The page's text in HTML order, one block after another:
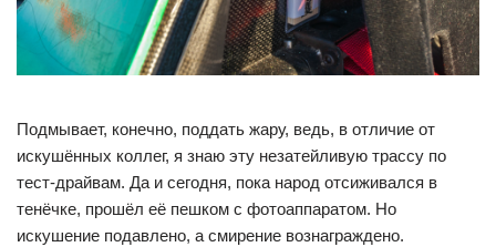
Подмывает, конечно, поддать жару, ведь, в отличие от
искушённых коллег, я знаю эту незатейливую трассу по
тест-драйвам. Да и сегодня, пока народ отсиживался в
тенёчке, прошёл её пешком с фотоаппаратом. Но
искушение подавлено, а смирение вознаграждено.